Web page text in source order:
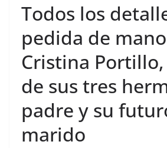
​Todos los
pedida de
Cristina
de sus tres
padre y su
marido